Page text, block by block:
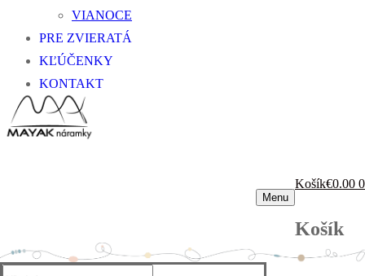
VIANOCE
PRE ZVIERATÁ
KĽÚČENKY
KONTAKT
Menu
Košík€0.00 0
Košík